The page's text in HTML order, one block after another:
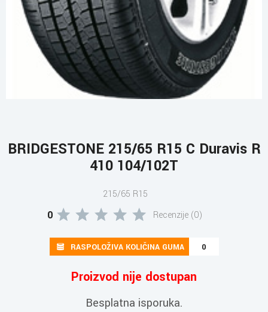
BRIDGESTONE 215/65 R15 C Duravis R
410 104/102T
215/65 R15
0 Recenzije (0)
RASPOLOŽIVA KOLIČINA GUMA 0
Proizvod nije dostupan
Besplatna isporuka.